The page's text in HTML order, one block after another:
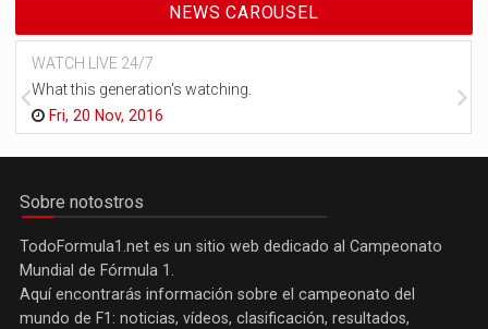
NEWS CAROUSEL
WATCH LIVE 24/7
What this generation's watching.
Fri, 20 Nov, 2016
Sobre notostros
TodoFormula1.net es un sitio web dedicado al Campeonato
Mundial de Fórmula 1.
Aquí encontrarás información sobre el campeonato del
mundo de F1: noticias, vídeos, clasificación, resultados,